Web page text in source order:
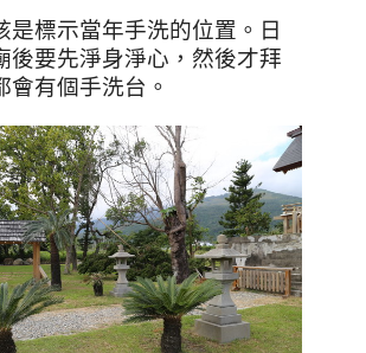
是標示當年手洗的位置。日
後要先淨身淨心，然後才拜
會有個手洗台。